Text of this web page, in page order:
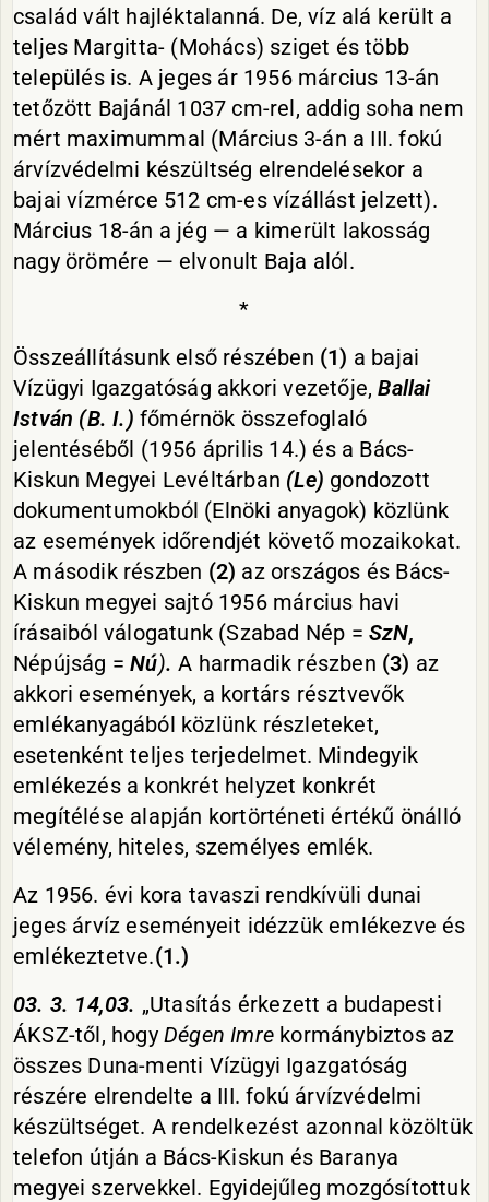
család vált hajléktalanná. De, víz alá került a
teljes Margitta- (Mohács) sziget és több
település is. A jeges ár 1956 március 13-án
tetőzött Bajánál 1037 cm-rel, addig soha nem
mért maximummal (Március 3-án a III. fokú
árvízvédelmi készültség elrendelésekor a
bajai vízmérce 512 cm-es vízállást jelzett).
Március 18-án a jég — a kimerült lakosság
nagy örömére — elvonult Baja alól.
*
Összeállításunk első részében (1) a bajai
Vízügyi Igazgatóság akkori vezetője,Ballai
István (B. I.) főmérnök összefoglaló
jelentéséből (1956 április 14.) és a Bács-
Kiskun Megyei Levéltárban (Le) gondozott
dokumentumokból (Elnöki anyagok) közlünk
az események időrendjét követő mozaikokat.
A második részben (2) az országos és Bács-
Kiskun megyei sajtó 1956 március havi
írásaiból válogatunk (Szabad Nép =SzN,
Népújság =Nú). A harmadik részben (3) az
akkori események, a kortárs résztvevők
emlékanyagából közlünk részleteket,
esetenként teljes terjedelmet. Mindegyik
emlékezés a konkrét helyzet konkrét
megítélése alapján kortörténeti értékű önálló
vélemény, hiteles, személyes emlék.
Az 1956. évi kora tavaszi rendkívüli dunai
jeges árvíz eseményeit idézzük emlékezve és
emlékeztetve.(1.)
03. 3. 14,03. „Utasítás érkezett a budapesti
ÁKSZ-től, hogy Dégen Imre kormánybiztos az
összes Duna-menti Vízügyi Igazgatóság
részére elrendelte a III. fokú árvízvédelmi
készültséget. A rendelkezést azonnal közöltük
telefon útján a Bács-Kiskun és Baranya
megyei szervekkel. Egyidejűleg mozgósítottuk